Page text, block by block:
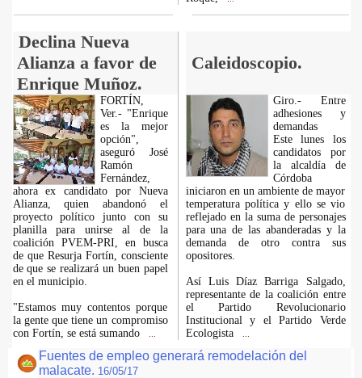
Declina Nueva
Alianza a favor de
Enrique Muñoz.
Caleidoscopio.
FORTÍN,
Ver.- "Enrique
es la mejor
opción",
aseguró José
Ramón
Fernández,
ahora ex candidato por Nueva
Alianza, quien abandonó el
proyecto político junto con su
planilla para unirse al de la
coalición PVEM-PRI, en busca
de que Resurja Fortín, consciente
de que se realizará un buen papel
en el municipio.
"Estamos muy contentos porque
la gente que tiene un compromiso
con Fortín, se está sumando
Giro.- Entre
adhesiones y
demandas
Este lunes los
candidatos por
la alcaldía de
Córdoba
iniciaron en un ambiente de mayor
temperatura política y ello se vio
reflejado en la suma de personajes
para una de las abanderadas y la
demanda de otro contra sus
opositores.
Así Luis Díaz Barriga Salgado,
representante de la coalición entre
el Partido Revolucionario
Institucional y el Partido Verde
Ecologista
Fuentes de empleo generará remodelación del
malacate. 16/05/17